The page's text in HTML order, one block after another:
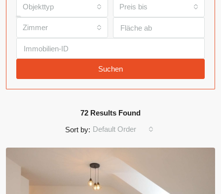
Objekttyp Preis bis
Zimmer
Suchen
72 Results Found
Sort by: Default Order